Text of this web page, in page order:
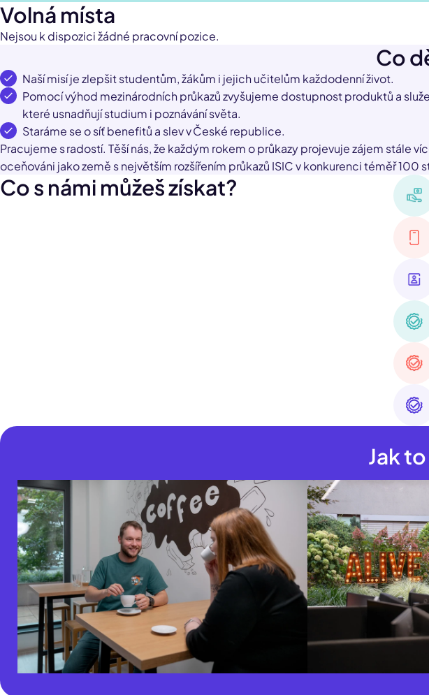
Volná místa
Nejsou k dispozici žádné pracovní pozice.
Co
Naší misí je zlepšit studentům, žákům i jejich učitelům každodenní život.
Pomocí výhod mezinárodních průkazů zvyšujeme dostupnost produktů a
které usnadňují studium i poznávání světa.
Staráme se o síť benefitů a slev v České republice.
Pracujeme s radostí. Těší nás, že každým rokem o průkazy projevuje zájem stále
oceňováni jako země s největším rozšířením průkazů ISIC v konkurenci téměř 100
Co s námi můžeš získat?
Jak